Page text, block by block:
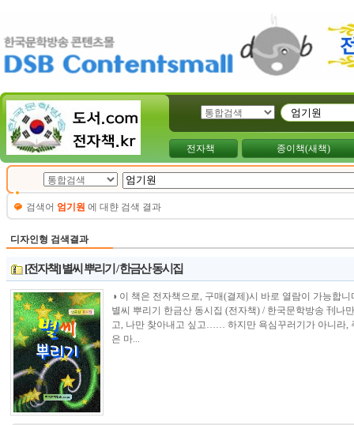
전자책 종이책(새책)
검색어 엄기원 에 대햔 검색 결과
디자인형 검색결과
[전자책] 별씨 뿌리기 / 한금산 동시집
◑ 이 책은 전자책으로, 구매(결제)시 바로 열람이 가능합
별씨 뿌리기 한금산 동시집 (전자책) / 한국문학방송 刊나
고, 나만 찾아내고 싶고…… 하지만 욕심꾸러기가 아니라,
은 마...